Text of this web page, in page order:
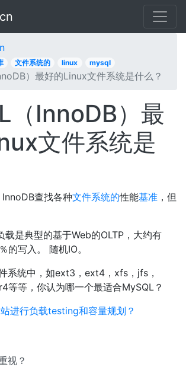
文件系统的 linux mysql
）最好的Linux文件系统是什么？
（InnoDB）最
文件系统是
查找各种文件系统的性能基准 ，但
载是典型的基于Web的OLTP，大约有
的写入。 随机IO。
系统中，如ext3，ext4，xfs，jfs，
等等，你认为哪一个最适合MySQL？
进行负载testing和容量规划？
视？